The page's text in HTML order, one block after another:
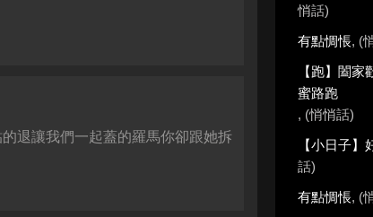
退讓我們一起蓋的羅馬你卻跟她拆
悄話)
有點惆悵, (
【跑】闔
蜜路跑
, (悄悄話)
【小日子】
話)
有點惆悵, (